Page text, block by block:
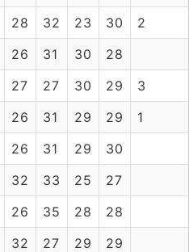
28 32 23 30
2
26 31 30
28
27 27 30 29
3
26 31 29 29
1
26 31 29
30
32 33 25
27
26 35 28
28
32 27 29
29